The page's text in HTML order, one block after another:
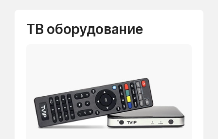
ТВ оборудование